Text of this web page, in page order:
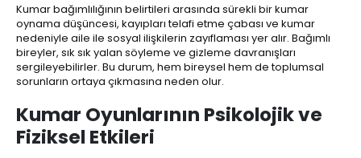
Kumar bağımlılığının belirtileri arasında sürekli bir kumar
oynama düşüncesi, kayıpları telafi etme çabası ve kumar
nedeniyle aile ile sosyal ilişkilerin zayıflaması yer alır. Bağımlı
bireyler, sık sık yalan söyleme ve gizleme davranışları
sergileyebilirler. Bu durum, hem bireysel hem de toplumsal
sorunların ortaya çıkmasına neden olur.
Kumar Oyunlarının Psikolojik ve
Fiziksel Etkileri